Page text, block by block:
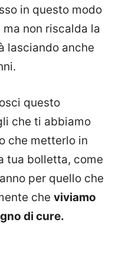
in questo modo
non riscalda la
lasciando anche
questo
che ti abbiamo
che metterlo in
tua bolletta, come
per quello che
che viviamo
di cure.